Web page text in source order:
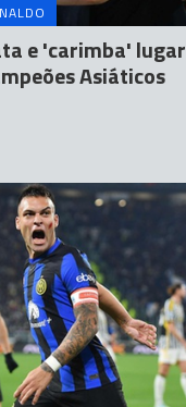
e 'carimba'
Asiáticos